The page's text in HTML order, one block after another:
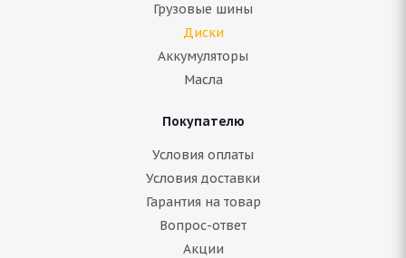
Грузовые шины
Диски
Аккумуляторы
Масла
Покупателю
Условия оплаты
Условия доставки
Гарантия на товар
Вопрос-ответ
Акции